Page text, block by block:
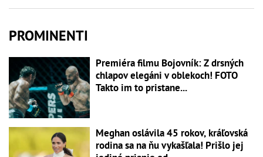
PROMINENTI
Premiéra filmu Bojovník: Z drsných
chlapov elegáni v oblekoch! FOTO
Takto im to pristane...
Meghan oslávila 45 rokov, kráľovská
rodina sa na ňu vykašľala! Prišlo jej